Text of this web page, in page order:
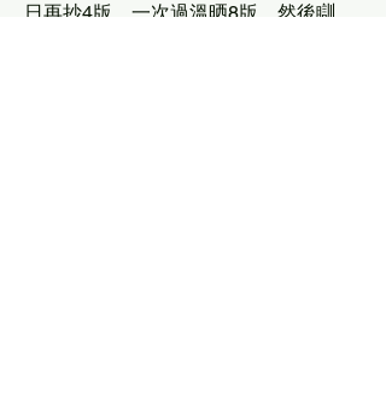
日再抄4版，一次過溫晒8版，然後瞓